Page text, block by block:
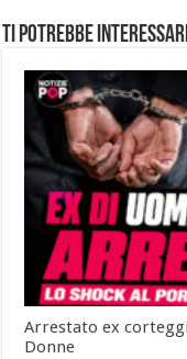
Ti potrebbe
Arrestato ex
Donne